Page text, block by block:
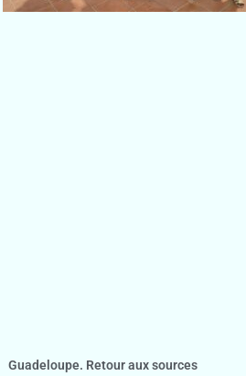
Guadeloupe. Retour aux sources